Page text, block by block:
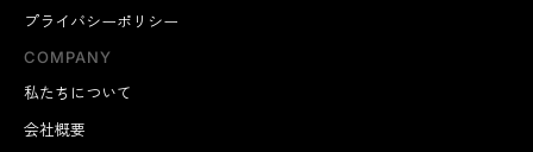
プライバシーポリシー
COMPANY
私たちについて
会社概要